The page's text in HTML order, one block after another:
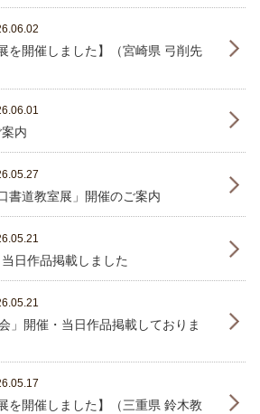
を開催しました】（宮崎県 弓削先
内
書道教室展」開催のご案内
日作品掲載しました
」開催・当日作品掲載しておりま
を開催しました】（三重県 鈴木教